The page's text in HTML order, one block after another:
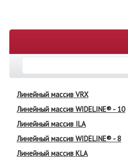
Линейный массив VRX
Линейный массив WIDELINE® - 10
Линейный массив ILA
Линейный массив WIDELINE® - 8
Линейный массив KLA